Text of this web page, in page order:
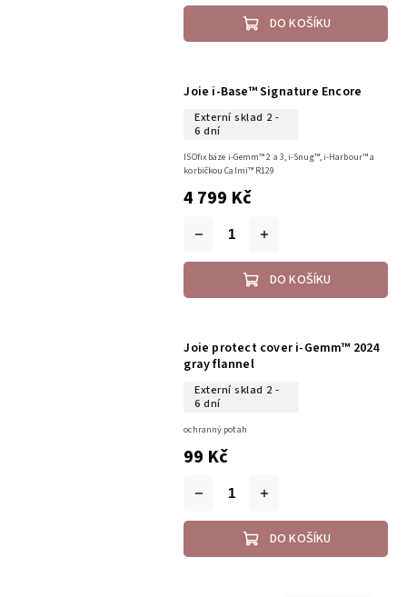
DO KOŠÍKU
Joie i-Base™ Signature Encore
Externí sklad 2 -
6 dní
4 799 Kč
DO KOŠÍKU
ISOfix báze i-Gemm™ 2 a 3, i-Snug™, i-Harbour™ a
korbičkou Calmi™ R129
Joie protect cover i-Gemm™ 2024
gray flannel
Externí sklad 2 -
6 dní
99 Kč
DO KOŠÍKU
ochranný potah